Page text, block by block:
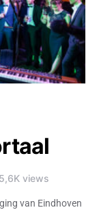
5,6K views
van Eindhoven